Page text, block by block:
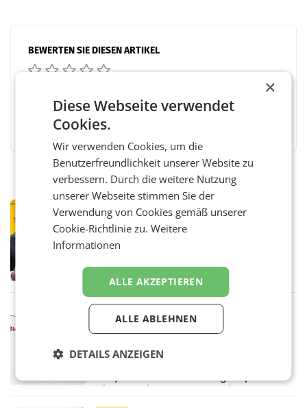
BEWERTEN SIE DIESEN ARTIKEL
FacebookTwitter
Österreichische Post: Umsatzplus im
Briefgeschäft
ersten Halbjahr 2026 einen Konzernumsatz
von 1.544,0 Mio. EUR erwirtschaftet, was
einem Plus von 3,8 Prozent gegenüber dem
Vergleichszeitraum
ProSiebenSat.1 spart und macht
UNTERFÖHRING/MAILAND/AMSTERDAM. Der
×
Diese Webseite verwendet
Cookies.
Wir verwenden Cookies, um die
Benutzerfreundlichkeit unserer Website zu
verbessern. Durch die weitere Nutzung
unserer Webseite stimmen Sie der
Verwendung von Cookies gemäß unserer
Cookie-Richtlinie zu.Weitere
Informationen
ALLE AKZEPTIEREN
ALLE ABLEHNEN
DETAILS ANZEIGEN